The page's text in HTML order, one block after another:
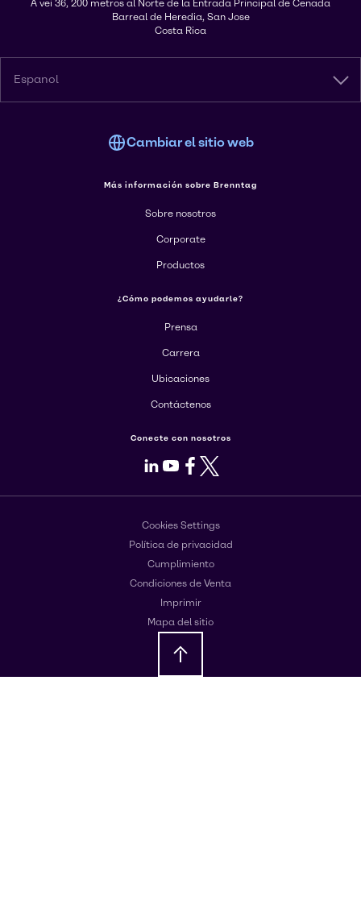
A vei 36, 200 metros al Norte de la Entrada Principal de Cenada
Barreal de Heredia, San Jose
Costa Rica
Espanol
Cambiar el sitio web
Más información sobre Brenntag
Sobre nosotros
Corporate
Productos
¿Cómo podemos ayudarle?
Prensa
Carrera
Ubicaciones
Contáctenos
Conecte con nosotros
LinkedIn
Youtube
Facebook
X
Cookies Settings
Política de privacidad
Cumplimiento
Condiciones de Venta
Imprimir
Mapa del sitio